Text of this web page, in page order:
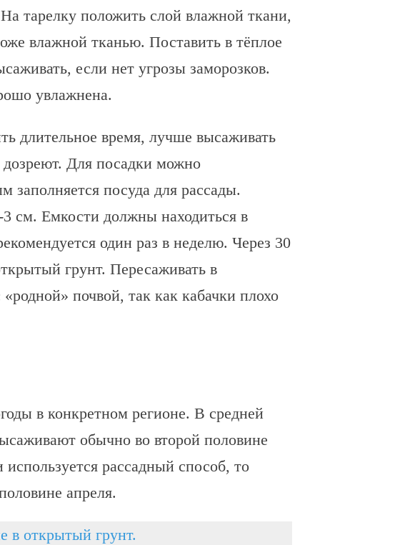
тарелку положить слой влажной ткани,
влажной тканью. Поставить в тёплое
если нет угрозы заморозков.
увлажнена.
длительное время, лучше высаживать
Для посадки можно
заполняется посуда для рассады.
см. Емкости должны находиться в
один раз в неделю. Через 30
грунт. Пересаживать в
почвой, так как кабачки плохо
в конкретном регионе. В средней
обычно во второй половине
рассадный способ, то
апреля.
в открытый грунт.